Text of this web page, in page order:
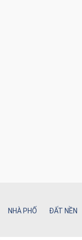
NHÀ PHỐ ĐẤT NỀN